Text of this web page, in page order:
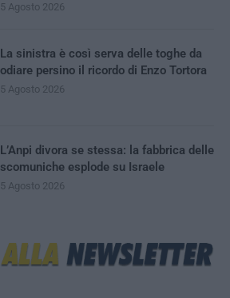
5 Agosto 2026
La sinistra è così serva delle toghe da
odiare persino il ricordo di Enzo Tortora
5 Agosto 2026
L’Anpi divora se stessa: la fabbrica delle
scomuniche esplode su Israele
5 Agosto 2026